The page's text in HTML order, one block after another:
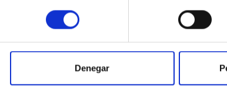
consentimiento
Denegar